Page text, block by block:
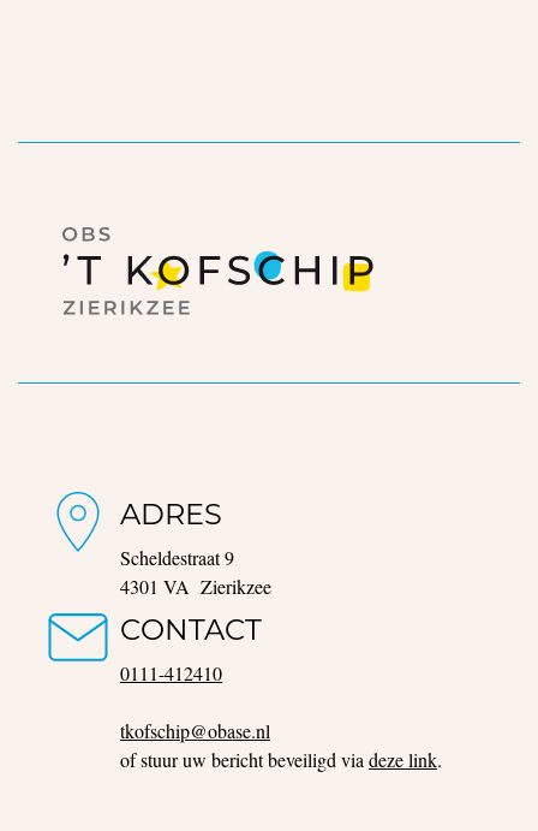
ADRES
Scheldestraat 9
4301 VA Zierikzee
CONTACT
0111-412410
tkofschip@obase.nl
of stuur uw bericht beveiligd via deze link.